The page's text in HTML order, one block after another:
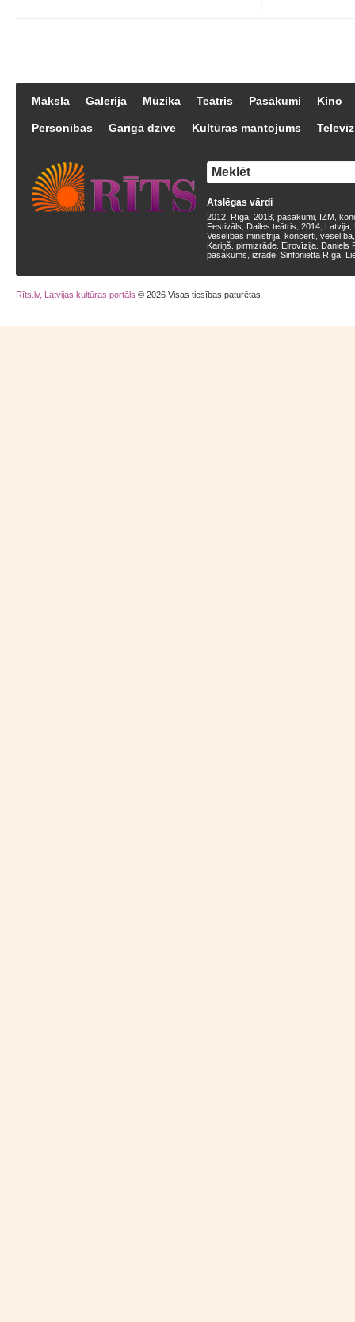
Māksla Galerija Mūzika Teātris Pasākumi Kino
Personības Garīgā dzīve Kultūras mantojums
Atslēgas vārdi
2012 Rīga 2013 pasākumi IZM
Festivāls
Dailes teātris 2014 Latvija
Veselības ministrija koncerti veselība
Kariņš pirmizrāde Eirovīzija Daniels
pasākums izrāde Sinfonietta Rīga
Rīts.lv, Latvijas kultūras portāls © 2026 Visas tiesības paturētas